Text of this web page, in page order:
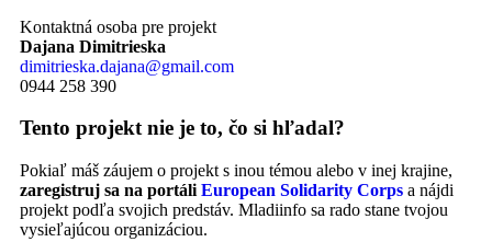
Kontaktná osoba pre projekt
Dajana Dimitrieska
dimitrieska.dajana@gmail.com
0944 258 390
Tento projekt nie je to, čo si hľadal?
Pokiaľ máš záujem o projekt s inou témou alebo v inej krajine,
zaregistruj sa na portáli European Solidarity Corps a nájdi
projekt podľa svojich predstáv. Mladiinfo sa rado stane tvojou
vysieľajúcou organizáciou.